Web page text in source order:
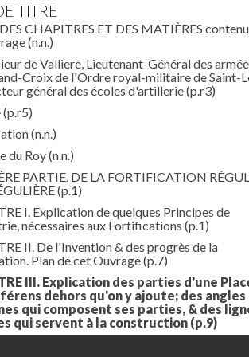
TITRE
CHAPITRES ET DES MATIÈRES
(n.n.)
de Valliere, Lieutenant-Général des
Croix de l'Ordre royal-militaire de Saint-
général des écoles d'artillerie(p.r3)
(p.r5)
(n.n.)
du Roy(n.n.)
PARTIE. DE LA FORTIFICATION
(p.1)
I. Explication de quelques Principes de
nécessaires aux Fortifications (p.1)
II. De l'Invention & des progrès de la
Plan de cet Ouvrage(p.7)
III. Explication des parties d'une
dehors qu'on y ajoute; des angles
qui composent ses parties, & des
qui servent à la construction (p.9)
& des angles qui composent les parties